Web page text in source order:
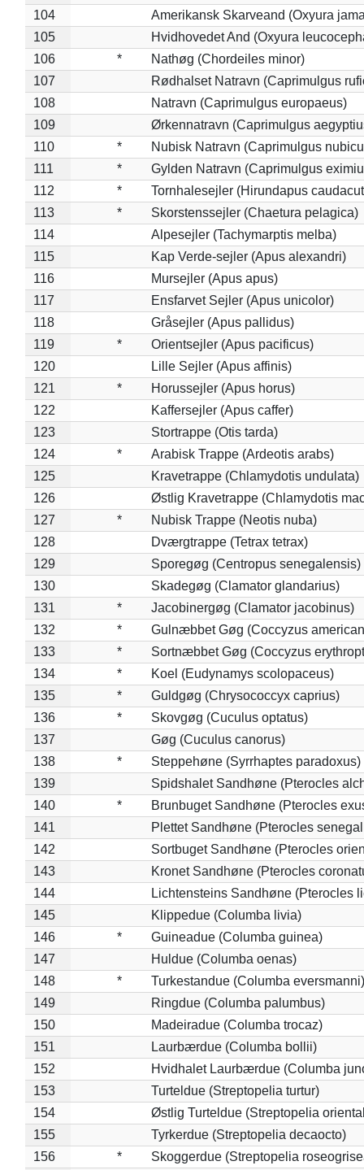
104
Amerikansk Skarveand (Oxyura
105
Hvidhovedet And (Oxyura
106
*
Nathøg (Chordeiles minor)
107
Rødhalset Natravn (Caprimulgus
108
Natravn (Caprimulgus europaeus)
109
Ørkennatravn (Caprimulgus
110
*
Nubisk Natravn (Caprimulgus
111
*
Gylden Natravn (Caprimulgus
112
*
Tornhalesejler (Hirundapus
113
*
Skorstenssejler (Chaetura pelagica)
114
Alpesejler (Tachymarptis melba)
115
Kap Verde-sejler (Apus alexandri)
116
Mursejler (Apus apus)
117
Ensfarvet Sejler (Apus unicolor)
118
Gråsejler (Apus pallidus)
119
*
Orientsejler (Apus pacificus)
120
Lille Sejler (Apus affinis)
121
*
Horussejler (Apus horus)
122
Kaffersejler (Apus caffer)
123
Stortrappe (Otis tarda)
124
*
Arabisk Trappe (Ardeotis arabs)
125
Kravetrappe (Chlamydotis undulata)
126
Østlig Kravetrappe (Chlamydotis
127
*
Nubisk Trappe (Neotis nuba)
128
Dværgtrappe (Tetrax tetrax)
129
Sporegøg (Centropus senegalensis)
130
Skadegøg (Clamator glandarius)
131
*
Jacobinergøg (Clamator jacobinus)
132
*
Gulnæbbet Gøg (Coccyzus
133
*
Sortnæbbet Gøg (Coccyzus
134
*
Koel (Eudynamys scolopaceus)
135
*
Guldgøg (Chrysococcyx caprius)
136
*
Skovgøg (Cuculus optatus)
137
Gøg (Cuculus canorus)
138
*
Steppehøne (Syrrhaptes paradoxus)
139
Spidshalet Sandhøne (Pterocles
140
*
Brunbuget Sandhøne (Pterocles
141
Plettet Sandhøne (Pterocles
142
Sortbuget Sandhøne (Pterocles
143
Kronet Sandhøne (Pterocles
144
Lichtensteins Sandhøne (Pterocles
145
Klippedue (Columba livia)
146
*
Guineadue (Columba guinea)
147
Huldue (Columba oenas)
148
*
Turkestandue (Columba eversmanni)
149
Ringdue (Columba palumbus)
150
Madeiradue (Columba trocaz)
151
Laurbærdue (Columba bollii)
152
Hvidhalet Laurbærdue (Columba
153
Turteldue (Streptopelia turtur)
154
Østlig Turteldue (Streptopelia
155
Tyrkerdue (Streptopelia decaocto)
156
*
Skoggerdue (Streptopelia